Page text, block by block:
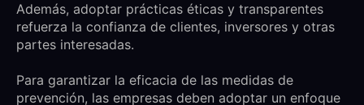
Además, adoptar prácticas éticas y transparentes
refuerza la confianza de clientes, inversores y otras
partes interesadas.
Para garantizar la eficacia de las medidas de
prevención, las empresas deben adoptar un enfoque